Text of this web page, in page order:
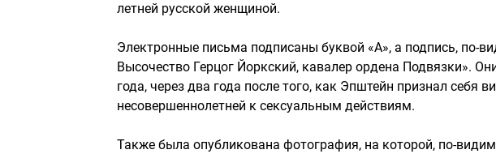
летней русской женщиной.
Электронные письма подписаны буквой «А», а подпись, по-
Высочество Герцог Йоркский, кавалер ордена Подвязки».
года, через два года после того, как Эпштейн признал себя
несовершеннолетней к сексуальным действиям.
Также была опубликована фотография, на которой, по-